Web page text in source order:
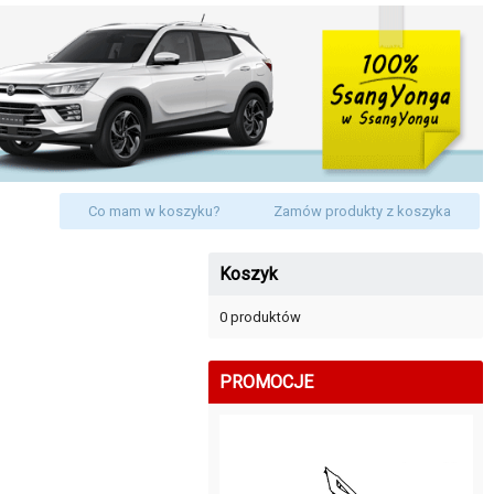
Co mam w koszyku? Zamów produkty z koszyka
Koszyk
0 produktów
PROMOCJE